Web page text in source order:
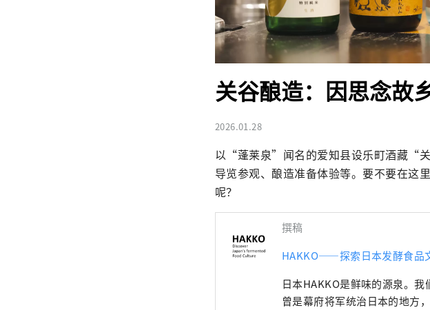
关谷酿造：因思念故
2026.01.28
以“蓬莱泉”闻名的爱知县设乐町酒藏“
导览参观、酿造准备体验等。要不要在这
呢？
撰稿
HAKKO——探索日本发酵食品
日本HAKKO是鲜味的源泉。我
曾是幕府将军统治日本的地方